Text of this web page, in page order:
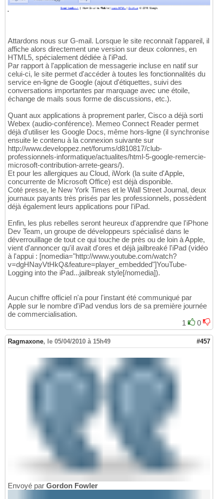
Attardons nous sur G-mail. Lorsque le site reconnait l'appareil, il
affiche alors directement une version sur deux colonnes, en
HTML5, spécialement dédiée à l'iPad.
Par rapport à l'application de messagerie incluse en natif sur
celui-ci, le site permet d'accéder à toutes les fonctionnalités du
service en-ligne de Google (ajout d'étiquettes, suivi des
conversations importantes par marquage avec une étoile,
échange de mails sous forme de discussions, etc.).
Quant aux applications à proprement parler, Cisco a déjà sorti
Webex (audio-conférence). Memeo Connect Reader permet
déjà d'utiliser les Google Docs, même hors-ligne (il synchronise
ensuite le contenu à la connexion suivante sur
http://www.developpez.net/forums/d810817/club-
professionnels-informatique/actualites/html-5-google-remercie-
microsoft-contribution-arrete-gears/).
Et pour les allergiques au Cloud, iWork (la suite d'Apple,
concurrente de Microsoft Office) est déjà disponible.
Coté presse, le New York Times et le Wall Street Journal, deux
journaux payants très prisés par les professionnels, possèdent
déjà également leurs applications pour l'iPad.
Enfin, les plus rebelles seront heureux d'apprendre que l'iPhone
Dev Team, un groupe de développeurs spécialisé dans le
déverrouillage de tout ce qui touche de près ou de loin à Apple,
vient d'annoncer qu'il avait d'ores et déjà jailbreaké l'iPad (vidéo
à l'appui : [nomedia="http://www.youtube.com/watch?
v=dgHNayVtHkQ&feature=player_embedded"]YouTube-
Logging into the iPad...jailbreak style[/nomedia]).
Aucun chiffre officiel n'a pour l'instant été communiqué par
Apple sur le nombre d'iPad vendus lors de sa première journée
de commercialisation.
1
0
Ragmaxone, le 05/04/2010 à 15h49 #457
Envoyé par Gordon Fowler